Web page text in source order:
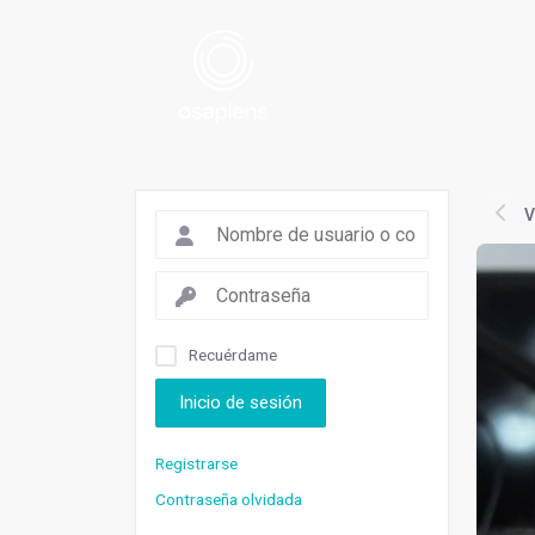
Recuérdame
Inicio de sesión
Registrarse
Contraseña olvidada